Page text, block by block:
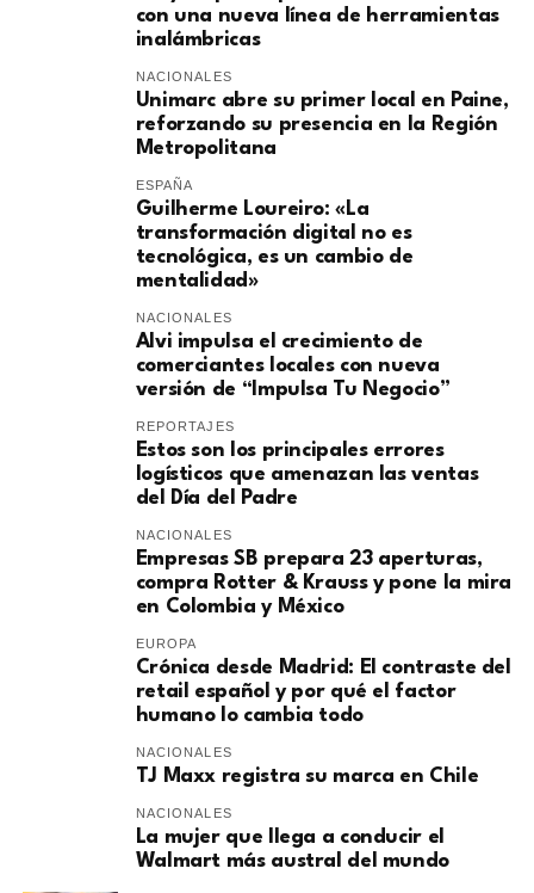
con una nueva línea de herramientas
inalámbricas
NACIONALES
Unimarc abre su primer local en Paine,
reforzando su presencia en la Región
Metropolitana
ESPAÑA
Guilherme Loureiro: «La
transformación digital no es
tecnológica, es un cambio de
mentalidad»
NACIONALES
Alvi impulsa el crecimiento de
comerciantes locales con nueva
versión de “Impulsa Tu Negocio”
REPORTAJES
Estos son los principales errores
logísticos que amenazan las ventas
del Día del Padre
NACIONALES
Empresas SB prepara 23 aperturas,
compra Rotter & Krauss y pone la mira
en Colombia y México
EUROPA
​Crónica desde Madrid: El contraste del
retail español y por qué el factor
humano lo cambia todo
NACIONALES
TJ Maxx registra su marca en Chile
NACIONALES
La mujer que llega a conducir el
Walmart más austral del mundo